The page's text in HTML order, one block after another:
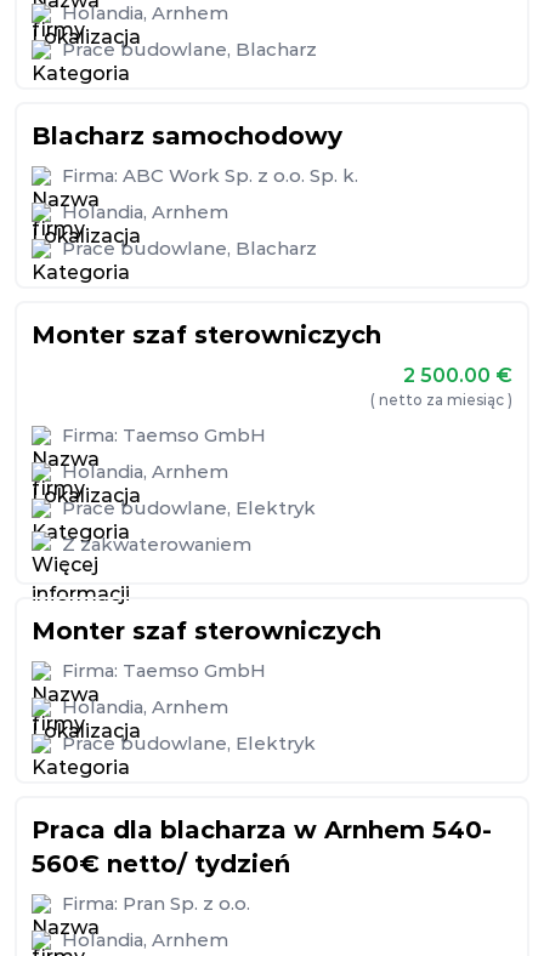
Holandia, Arnhem
Prace budowlane, Blacharz
Blacharz samochodowy
Firma: ABC Work Sp. z o.o. Sp. k.
Holandia, Arnhem
Prace budowlane, Blacharz
Monter szaf sterowniczych
2 500.00 €
( netto za miesiąc )
Firma: Taemso GmbH
Holandia, Arnhem
Prace budowlane, Elektryk
Z zakwaterowaniem
Monter szaf sterowniczych
Firma: Taemso GmbH
Holandia, Arnhem
Prace budowlane, Elektryk
Praca dla blacharza w Arnhem 540-
560€ netto/ tydzień
Firma: Pran Sp. z o.o.
Holandia, Arnhem